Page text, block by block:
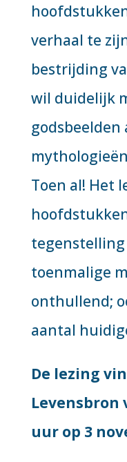
verhaal te
bestrijding
wil duidelijk
godsbeelden
Toen al! Het
toenmalige
onthullend;
aantal
De lezing
Levensbron
uur op 3